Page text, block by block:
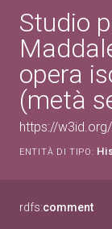
Studio
opera
(metà
https://
ENTITÀ DI TIPO:
rdfs:comment